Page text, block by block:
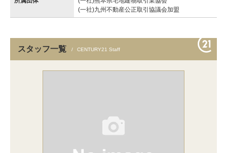
(一社)九州不動産公正取引協議会加盟
スタッフ一覧 CENTURY21 Staff